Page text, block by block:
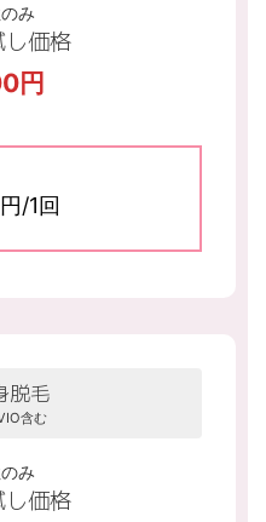
み
価格
円
/1回
脱毛
含む
み
価格